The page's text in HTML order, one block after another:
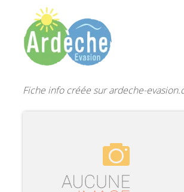
Fiche info créée sur ardeche-